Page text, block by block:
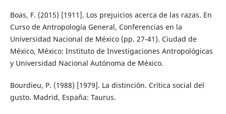
Boas, F. (2015) [1911]. Los prejuicios acerca de las razas. En
Curso de Antropología General, Conferencias en la
Universidad Nacional de México (pp. 27-41). Ciudad de
México, México: Instituto de Investigaciones Antropológicas
y Universidad Nacional Autónoma de México.
Bourdieu, P. (1988) [1979]. La distinción. Crítica social del
gusto. Madrid, España: Taurus.